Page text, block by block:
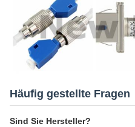
Häufig gestellte Fragen
Sind Sie Hersteller?